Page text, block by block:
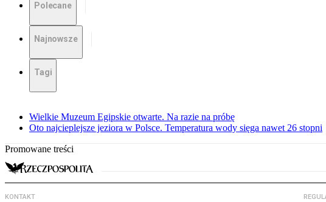
Polecane
Najnowsze
Tagi
Wielkie Muzeum Egipskie otwarte. Na razie na próbę
Oto najcieplejsze jeziora w Polsce. Temperatura wody sięga nawet 26 stopni
Promowane treści
KONTAKT